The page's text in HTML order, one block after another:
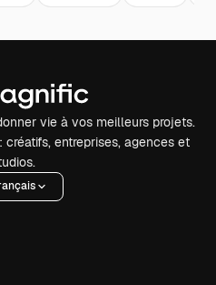
vie à vos meilleurs projets.
créatifs, entreprises, agences et